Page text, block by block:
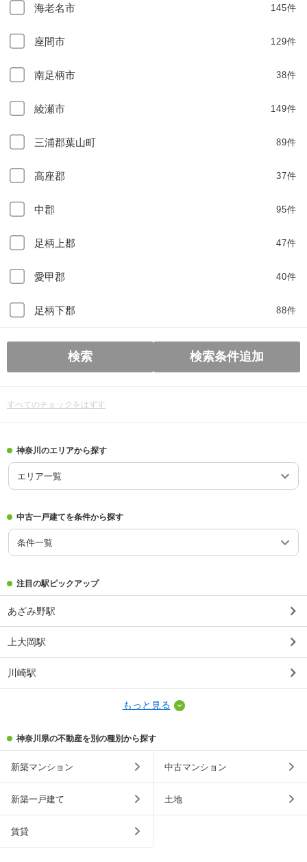
海老名市 145件
座間市 129件
南足柄市 38件
綾瀬市 149件
三浦郡葉山町 89件
高座郡 37件
中郡 95件
足柄上郡 47件
愛甲郡 40件
足柄下郡 88件
検索 検索条件追加
すべてのチェックをはずす
神奈川のエリアから探す
エリア一覧
中古一戸建てを条件から探す
条件一覧
注目の駅ピックアップ
あざみ野駅
上大岡駅
川崎駅
もっと見る
神奈川県の不動産を別の種別から探す
新築マンション 中古マンション
新築一戸建て 土地
賃貸